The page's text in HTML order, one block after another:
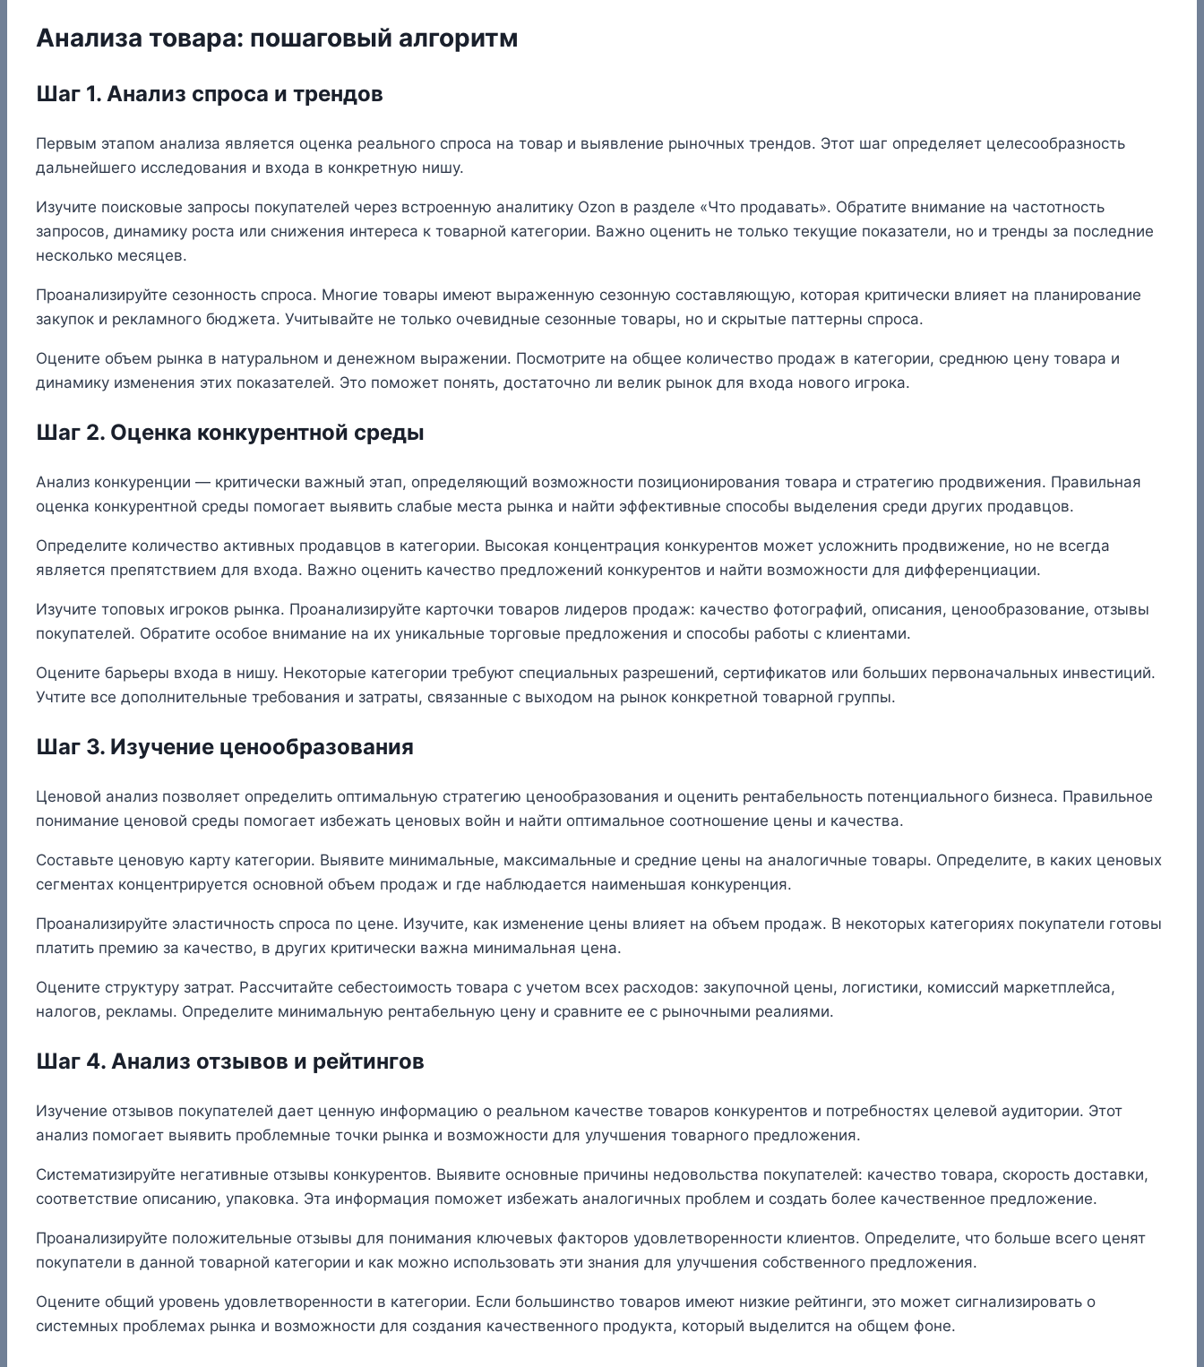
Анализа товара: пошаговый алгоритм
Шаг 1. Анализ спроса и трендов
Первым этапом анализа является оценка реального спроса на товар и выявление рыночных трендов. Этот шаг определяет целесообразность
дальнейшего исследования и входа в конкретную нишу.
Изучите поисковые запросы покупателей через встроенную аналитику Ozon в разделе «Что продавать». Обратите внимание на частотность
запросов, динамику роста или снижения интереса к товарной категории. Важно оценить не только текущие показатели, но и тренды за последние
несколько месяцев.
Проанализируйте сезонность спроса. Многие товары имеют выраженную сезонную составляющую, которая критически влияет на планирование
закупок и рекламного бюджета. Учитывайте не только очевидные сезонные товары, но и скрытые паттерны спроса.
Оцените объем рынка в натуральном и денежном выражении. Посмотрите на общее количество продаж в категории, среднюю цену товара и
динамику изменения этих показателей. Это поможет понять, достаточно ли велик рынок для входа нового игрока.
Шаг 2. Оценка конкурентной среды
Анализ конкуренции — критически важный этап, определяющий возможности позиционирования товара и стратегию продвижения. Правильная
оценка конкурентной среды помогает выявить слабые места рынка и найти эффективные способы выделения среди других продавцов.
Определите количество активных продавцов в категории. Высокая концентрация конкурентов может усложнить продвижение, но не всегда
является препятствием для входа. Важно оценить качество предложений конкурентов и найти возможности для дифференциации.
Изучите топовых игроков рынка. Проанализируйте карточки товаров лидеров продаж: качество фотографий, описания, ценообразование, отзывы
покупателей. Обратите особое внимание на их уникальные торговые предложения и способы работы с клиентами.
Оцените барьеры входа в нишу. Некоторые категории требуют специальных разрешений, сертификатов или больших первоначальных инвестиций.
Учтите все дополнительные требования и затраты, связанные с выходом на рынок конкретной товарной группы.
Шаг 3. Изучение ценообразования
Ценовой анализ позволяет определить оптимальную стратегию ценообразования и оценить рентабельность потенциального бизнеса. Правильное
понимание ценовой среды помогает избежать ценовых войн и найти оптимальное соотношение цены и качества.
Составьте ценовую карту категории. Выявите минимальные, максимальные и средние цены на аналогичные товары. Определите, в каких ценовых
сегментах концентрируется основной объем продаж и где наблюдается наименьшая конкуренция.
Проанализируйте эластичность спроса по цене. Изучите, как изменение цены влияет на объем продаж. В некоторых категориях покупатели готовы
платить премию за качество, в других критически важна минимальная цена.
Оцените структуру затрат. Рассчитайте себестоимость товара с учетом всех расходов: закупочной цены, логистики, комиссий маркетплейса,
налогов, рекламы. Определите минимальную рентабельную цену и сравните ее с рыночными реалиями.
Шаг 4. Анализ отзывов и рейтингов
Изучение отзывов покупателей дает ценную информацию о реальном качестве товаров конкурентов и потребностях целевой аудитории. Этот
анализ помогает выявить проблемные точки рынка и возможности для улучшения товарного предложения.
Систематизируйте негативные отзывы конкурентов. Выявите основные причины недовольства покупателей: качество товара, скорость доставки,
соответствие описанию, упаковка. Эта информация поможет избежать аналогичных проблем и создать более качественное предложение.
Проанализируйте положительные отзывы для понимания ключевых факторов удовлетворенности клиентов. Определите, что больше всего ценят
покупатели в данной товарной категории и как можно использовать эти знания для улучшения собственного предложения.
Оцените общий уровень удовлетворенности в категории. Если большинство товаров имеют низкие рейтинги, это может сигнализировать о
системных проблемах рынка и возможности для создания качественного продукта, который выделится на общем фоне.